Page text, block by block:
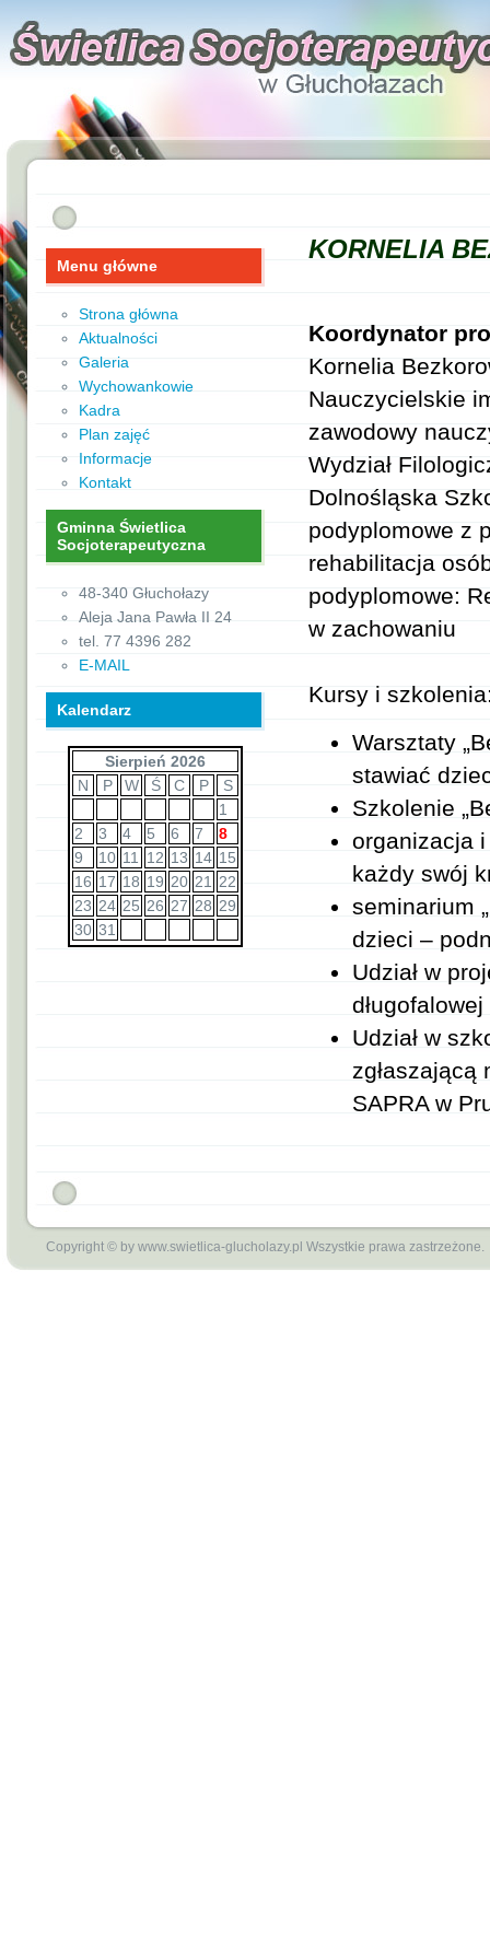
Menu główne
Strona główna
Aktualności
Galeria
Wychowankowie
Kadra
Plan zajęć
Informacje
Kontakt
Gminna Świetlica
Socjoterapeutyczna
48-340 Głuchołazy
Aleja Jana Pawła II 24
tel. 77 4396 282
E-MAIL
Kalendarz
Sierpień 2026
N
P W Ś C P
S
1
2
3 4 5 6 7
8
9
10 11 12 13 14 15
16 17 18 19 20 21
22
23 24 25 26 27 28 29
30 31
KORNELIA
Koordynator
Kornelia
Nauczycielskie
zawodowy
Wydział
Dolnośląska
podyplomowe z
rehabilitacja
podyplomowe:
w zachowaniu
Kursy i
Warsztaty
stawiać
Szkolenie
organizacja i
każdy swój
seminarium
dzieci –
Udział w
Udział w
zgłaszającą
SAPRA w
Copyright © by www.swietlica-glucholazy.pl Wszystkie prawa zastrzeżone.